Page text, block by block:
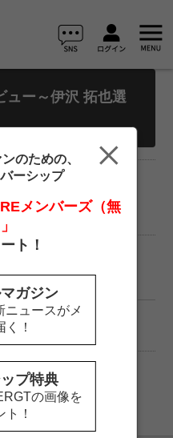
ュー～伊沢 拓也選
のための、
ーシップ
メンバーズ（無
ト！
ガジン
ニュースがメ
く！
プ特典
の画像を
ト！